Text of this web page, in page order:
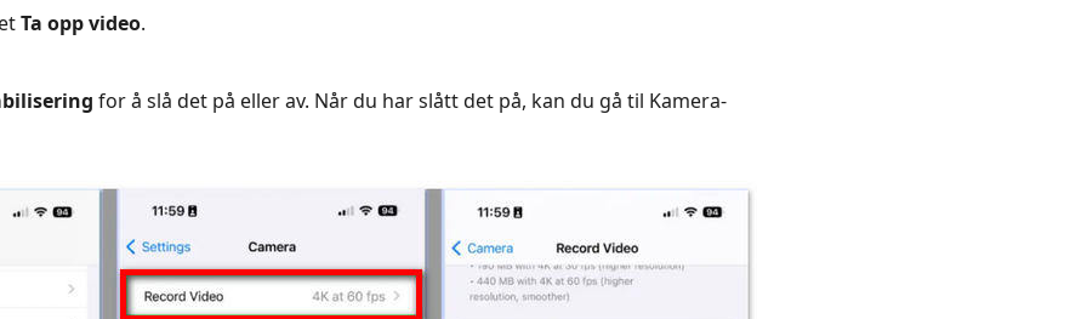
Ta opp video.
for å slå det på eller av. Når du har slått det på, kan du gå til Kamera-